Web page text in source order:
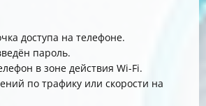
доступа на телефоне.
пароль.
в зоне действия Wi-Fi.
по трафику или скорости на